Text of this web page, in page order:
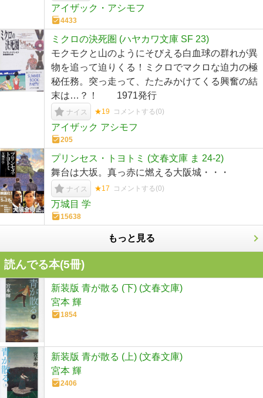
アイザック・アシモフ
4433
ミクロの決死圏 (ハヤカワ文庫 SF 23)
モクモクと山のようにそびえる白血球の群れが異
物を追って迫りくる！ミクロでマクロな迫力の極
秘任務。突っ走って、たたみかけてくる興奮の結
末は…？！ 1971発行
ナイス ★19 コメントする(0)
アイザック アシモフ
205
プリンセス・トヨトミ (文春文庫 ま 24-2)
舞台は大坂。真っ赤に燃える大阪城・・・
ナイス ★17 コメントする(0)
万城目 学
15638
もっと見る
読んでる本(5冊)
新装版 青が散る (下) (文春文庫)
宮本 輝
1854
新装版 青が散る (上) (文春文庫)
宮本 輝
2406